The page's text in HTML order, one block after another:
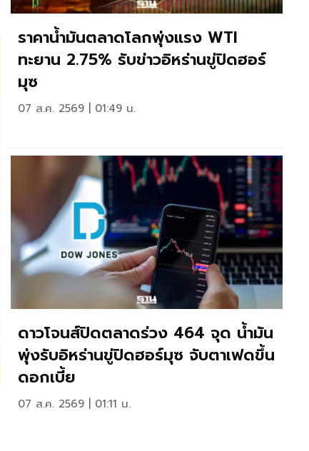
ราคาน้ำมันตลาดโลกพุ่งแรง WTI
ทะยาน 2.75% รับข่าวอิหร่านขู่ปิดฮอร์
มุซ
07 ส.ค. 2569 | 01:49 น.
ดาวโจนส์ปิดตลาดร่วง 464 จุด น้ำมัน
พุ่งรับอิหร่านขู่ปิดฮอร์มุซ จับตาเฟดขึ้น
ดอกเบี้ย
07 ส.ค. 2569 | 01:11 น.